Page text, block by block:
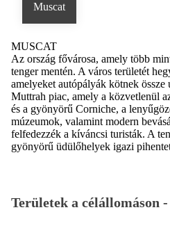
Muscat
MUSCAT
Az ország fővárosa, amely több
tenger mentén. A város területét
amelyeket autópályák kötnek össze
Muttrah piac, amely a közvetlenül
és a gyönyörű Corniche, a
múzeumok, valamint modern
felfedezzék a kíváncsi turisták. A
gyönyörű üdülőhelyek igazi
Területek a célállomáson -